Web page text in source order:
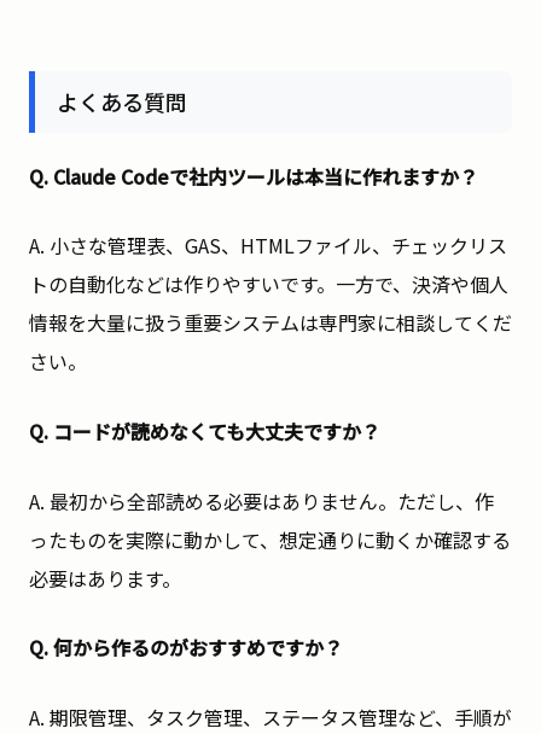
よくある質問
Q. Claude Codeで社内ツールは本当に作れますか？
A. 小さな管理表、GAS、HTMLファイル、チェックリス
トの自動化などは作りやすいです。一方で、決済や個人
情報を大量に扱う重要システムは専門家に相談してくだ
さい。
Q. コードが読めなくても大丈夫ですか？
A. 最初から全部読める必要はありません。ただし、作
ったものを実際に動かして、想定通りに動くか確認する
必要はあります。
Q. 何から作るのがおすすめですか？
A. 期限管理、タスク管理、ステータス管理など、手順が